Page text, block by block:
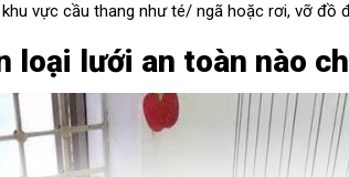
vực cầu thang như té/ ngã hoặc rơi, vỡ đồ
loại lưới an toàn nào